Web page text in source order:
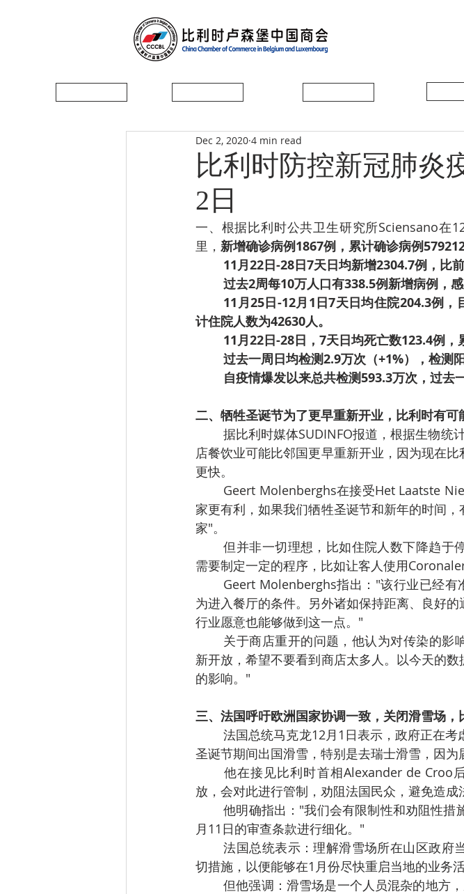
比利时防控新冠肺炎
2日
Dec 2, 2020 4 min read
一、根据比利时公共卫生研究所Sciensano在
里， 新增确诊病例1867例，累计确诊病例579212
11月22日-28日7天日均新增2304.7例，比
过去2周每10万人口有338.5例新增病例，感
11月25日-12月1日7天日均住院204.3例
计住院人数为42630人。
11月22日-28日，7天日均死亡数123.4例，
过去一周日均检测2.9万次（+1%），检测
自疫情爆发以来总共检测593.3万次，过去
二、牺牲圣诞节为了更早重新开业，比利时有可
据比利时媒体SUDINFO报道，根据生物
店餐饮业可能比邻国更早重新开业，因为现在
更快。
Geert Molenberghs在接受Het Laatste
家更有利，如果我们牺牲圣诞节和新年的时间
家"。
但并非一切理想，比如住院人数下降趋于
需要制定一定的程序，比如让客人使用
Geert Molenberghs指出："该行业已经
为进入餐厅的条件。另外诸如保持距离、良好
行业愿意也能够做到这一点。"
关于商店重开的问题，他认为对传染的影
新开放，希望不要看到商店太多人。以今天的
的影响。"
三、法国呼吁欧洲国家协调一致，关闭滑雪场，
法国总统马克龙12月1日表示，政府正在
圣诞节期间出国滑雪，特别是去瑞士滑雪，因为
他在接见比利时首相Alexander de Croo
放，会对此进行管制，劝阻法国民众，避免造
他明确指出："我们会有限制性和劝阻性
月11日的审查条款进行细化。"
法国总统表示：理解滑雪场所在山区政府
切措施，以便能够在1月份尽快重启当地的业务
但他强调：滑雪场是一个人员混杂的地方